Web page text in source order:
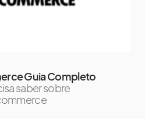
Guia Completo
saber sobre